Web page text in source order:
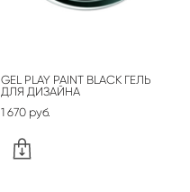
GEL PLAY PAINT BLACK ГЕЛЬ
ДЛЯ ДИЗАЙНА
1 670 pуб.